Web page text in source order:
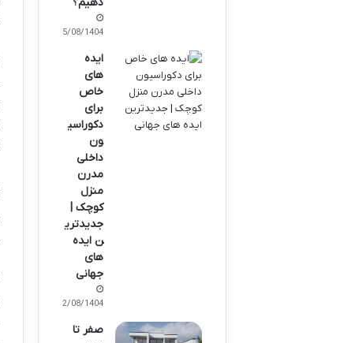
25/08/1404
ایده
های
خاص
برای
دکوراسی
ون
داخلی
مدرن
منزل
کوچک |
جدیدتری
ن ایده
های
جهانی
12/08/1404
صفر تا